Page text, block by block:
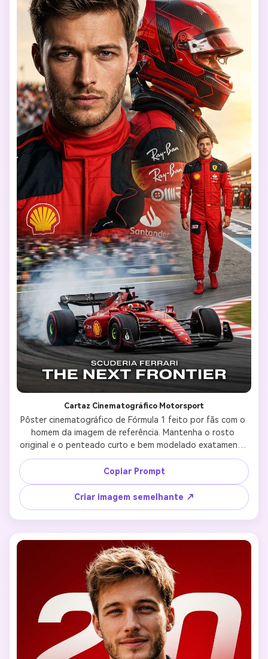
Cartaz Cinematográfico Motorsport
Pôster cinematográfico de Fórmula 1 feito por fãs com o
homem da imagem de referência. Mantenha o rosto
original e o penteado curto e bem modelado exatamente
como na foto. Ele está usando um terno de corrida Ferrari
Fórmula 1 vermelho com logotipos detalhados do
patrocinador. Composição de colagem dramática,
incluindo: um intenso retrato de close-up, um perfil lateral
dinâmico usando um capacete de corrida e uma pose de
pé de corpo inteiro. No primeiro plano, um carro Ferrari de
Fórmula 1 à deriva com fumaça e movimento desfocado.
Iluminação ultra-realista, design de pôster de esportes
cinematográficos, alto detalhe, estilo profissional de
fotografia de esportes automobilísticos, resolução 8K.
Copiar Prompt
Criar imagem semelhante ↗